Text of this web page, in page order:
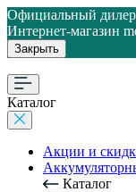
Официальный дилер
Интернет-магазин
Закрыть
Каталог
Акции и
Каталог